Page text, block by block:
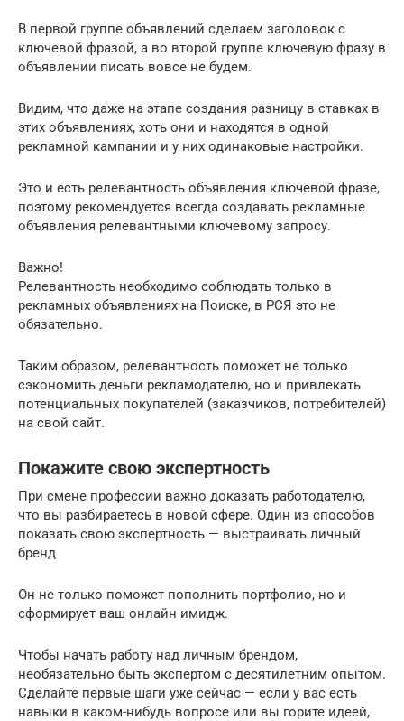
В первой группе объявлений сделаем заголовок с
ключевой фразой, а во второй группе ключевую фразу в
объявлении писать вовсе не будем.
Видим, что даже на этапе создания разницу в ставках в
этих объявлениях, хоть они и находятся в одной
рекламной кампании и у них одинаковые настройки.
Это и есть релевантность объявления ключевой фразе,
поэтому рекомендуется всегда создавать рекламные
объявления релевантными ключевому запросу.
Важно!
Релевантность необходимо соблюдать только в
рекламных объявлениях на Поиске, в РСЯ это не
обязательно.
Таким образом, релевантность поможет не только
сэкономить деньги рекламодателю, но и привлекать
потенциальных покупателей (заказчиков, потребителей)
на свой сайт.
Покажите свою экспертность
При смене профессии важно доказать работодателю,
что вы разбираетесь в новой сфере. Один из способов
показать свою экспертность — выстраивать личный
бренд
Он не только поможет пополнить портфолио, но и
сформирует ваш онлайн имидж.
Чтобы начать работу над личным брендом,
необязательно быть экспертом с десятилетним опытом.
Сделайте первые шаги уже сейчас — если у вас есть
навыки в каком-нибудь вопросе или вы горите идеей,